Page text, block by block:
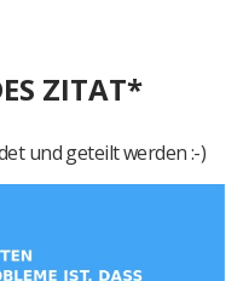
ZITAT*
und geteilt werden :-)